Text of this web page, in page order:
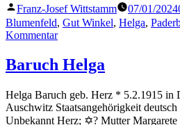
Veröffentlicht
von
Franz-Josef Wittstamm 07/01/2024
Blumenfeld, Gut Winkel, Helga,
Kommentarzu
Helga
Baruch Helga
Helga Baruch geb. Herz * 5.2.1915 in
Auschwitz Staatsangehörigkeit
Unbekannt Herz; ✡? Mutter